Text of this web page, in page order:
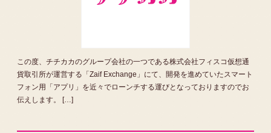
この度、チチカカのグループ会社の一つである株式会社フィスコ仮想通
貨取引所が運営する「Zaif Exchange」にて、開発を進めていたスマート
フォン用「アプリ」を近々でローンチする運びとなっておりますのでお
伝えします。 […]